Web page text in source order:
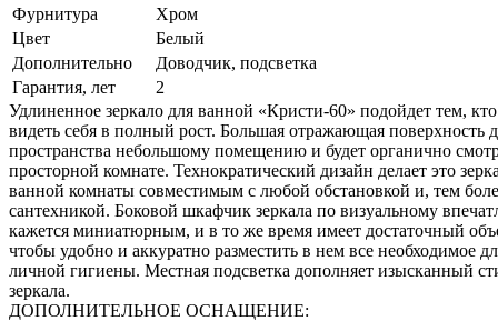
Фурнитура
Хром
Цвет
Белый
Дополнительно
Доводчик, подсветка
Гарантия, лет
2
Удлиненное зеркало для ванной «Кристи-60» подойдет тем,
видеть себя в полный рост. Большая отражающая поверхность
пространства небольшому помещению и будет органично
просторной комнате. Технократический дизайн делает это
ванной комнаты совместимым с любой обстановкой и, тем
сантехникой. Боковой шкафчик зеркала по визуальному
кажется миниатюрным, и в то же время имеет достаточный
чтобы удобно и аккуратно разместить в нем все необходимое
личной гигиены. Местная подсветка дополняет изысканный
зеркала.
ДОПОЛНИТЕЛЬНОЕ ОСНАЩЕНИЕ: